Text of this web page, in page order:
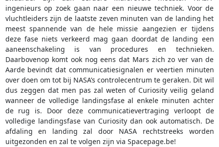
ingenieurs op zoek gaan naar een nieuwe techniek. Voor de
vluchtleiders zijn de laatste zeven minuten van de landing het
meest spannende van de hele missie aangezien er tijdens
deze fase niets verkeerd mag gaan doordat de landing een
aaneenschakeling is van procedures en technieken.
Daarbovenop komt ook nog eens dat Mars zich zo ver van de
Aarde bevindt dat communicatiesignalen er veertien minuten
over doen om tot bij NASA’s controlecentrum te geraken. Dit wil
dus zeggen dat men pas zal weten of Curiosity veilig geland
wanneer de volledige landingsfase al enkele minuten achter
de rug is. Door deze communicatievertraging verloopt de
volledige landingsfase van Curiosity dan ook automatisch. De
afdaling en landing zal door NASA rechtstreeks worden
uitgezonden en zal te volgen zijn via Spacepage.be!